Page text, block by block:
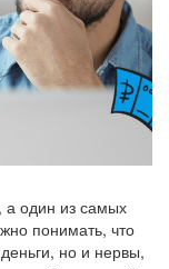
а один из самых
понимать, что
но и нервы,